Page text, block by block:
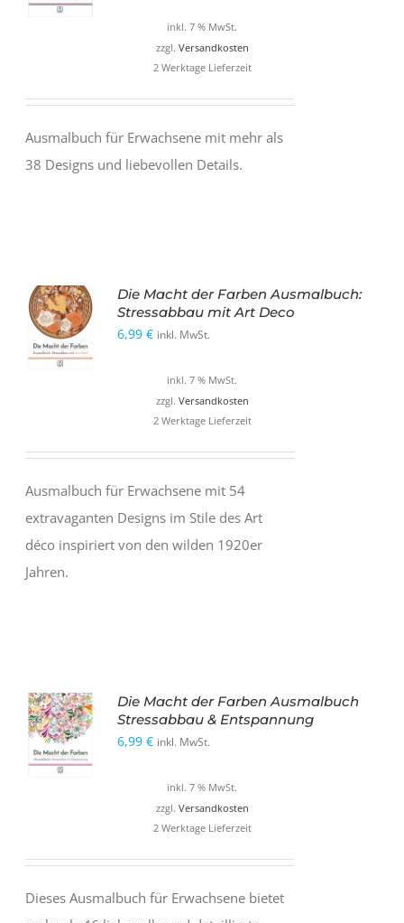
inkl. 7 % MwSt.
zzgl. Versandkosten
2 Werktage Lieferzeit
Ausmalbuch für Erwachsene mit mehr als
38 Designs und liebevollen Details.
WARENKORB
Die Macht der Farben Ausmalbuch:
Stressabbau mit Art Deco
6,99€ inkl. MwSt.
inkl. 7 % MwSt.
zzgl. Versandkosten
2 Werktage Lieferzeit
Ausmalbuch für Erwachsene mit 54
extravaganten Designs im Stile des Art
déco inspiriert von den wilden 1920er
Jahren.
IN DEN
WARENKORB
Die Macht der Farben Ausmalbuch
Stressabbau & Entspannung
6,99€ inkl. MwSt.
inkl. 7 % MwSt.
zzgl. Versandkosten
2 Werktage Lieferzeit
Dieses Ausmalbuch für Erwachsene bietet